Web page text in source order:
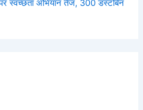
पर स्वच्छता अभियान तेज, 300 डस्टबिन